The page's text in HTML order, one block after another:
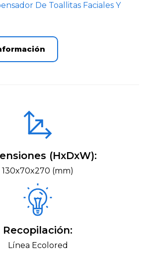
De Toallitas Faciales Y
(HxDxW):
130x70x270 (mm)
Recopilación:
Línea Ecolored